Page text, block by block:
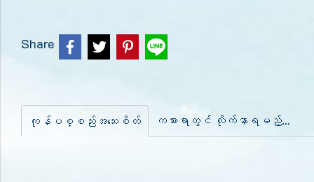
Share
ကုန်ပစ္စည်းအသေးစိတ် ကစားရာတွင် လိုက်နာရမည့်အချက်များ